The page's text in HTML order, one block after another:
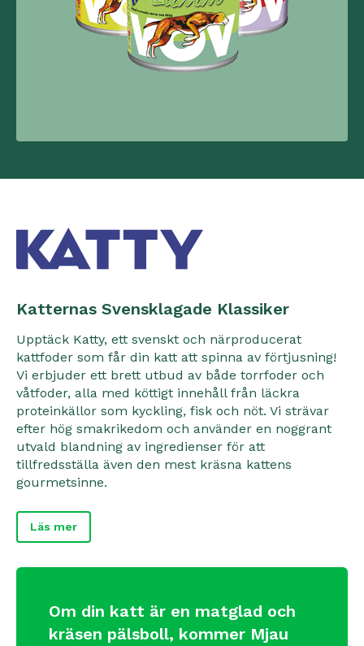
Katternas Svensklagade Klassiker
Upptäck Katty, ett svenskt och närproducerat
kattfoder som får din katt att spinna av förtjusning!
Vi erbjuder ett brett utbud av både torrfoder och
våtfoder, alla med köttigt innehåll från läckra
proteinkällor som kyckling, fisk och nöt. Vi strävar
efter hög smakrikedom och använder en noggrant
utvald blandning av ingredienser för att
tillfredsställa även den mest kräsna kattens
gourmetsinne.
Läs mer
Om din katt är en matglad och
kräsen pälsboll, kommer Mjau